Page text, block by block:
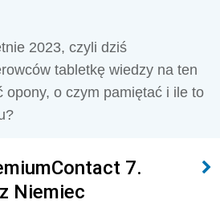
2023, czyli dziś
tabletkę wiedzy na ten
opony, o czym pamiętać i ile to
7.
Niemiec